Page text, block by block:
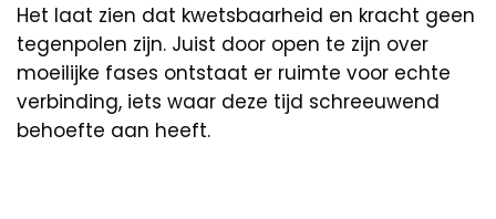
Het laat zien dat kwetsbaarheid en kracht geen
tegenpolen zijn. Juist door open te zijn over
moeilijke fases ontstaat er ruimte voor echte
verbinding, iets waar deze tijd schreeuwend
behoefte aan heeft.